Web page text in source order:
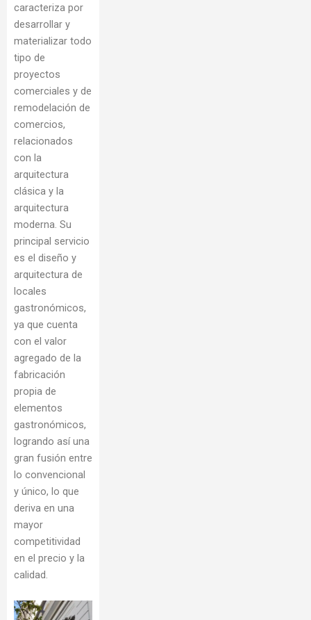
caracteriza por
desarrollar y
materializar todo
tipo de
proyectos
comerciales y de
remodelación de
comercios,
relacionados
con la
arquitectura
clásica y la
arquitectura
moderna. Su
principal servicio
es el diseño y
arquitectura de
locales
gastronómicos,
ya que cuenta
con el valor
agregado de la
fabricación
propia de
elementos
gastronómicos,
logrando así una
gran fusión entre
lo convencional
y único, lo que
deriva en una
mayor
competitividad
en el precio y la
calidad.